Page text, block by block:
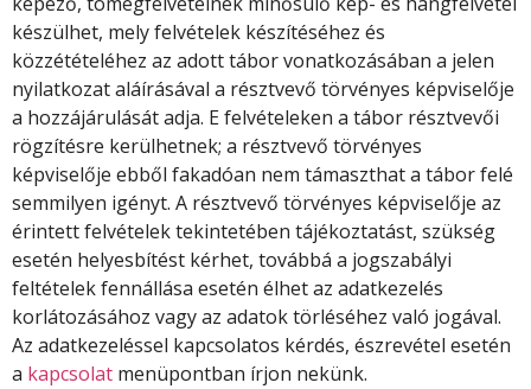
készülhet, mely felvételek készítéséhez és
közzétételéhez az adott tábor vonatkozásában a jelen
nyilatkozat aláírásával a résztvevő törvényes képviselője
a hozzájárulását adja. E felvételeken a tábor résztvevői
rögzítésre kerülhetnek; a résztvevő törvényes
képviselője ebből fakadóan nem támaszthat a tábor felé
semmilyen igényt. A résztvevő törvényes képviselője az
érintett felvételek tekintetében tájékoztatást, szükség
esetén helyesbítést kérhet, továbbá a jogszabályi
feltételek fennállása esetén élhet az adatkezelés
korlátozásához vagy az adatok törléséhez való jogával.
Az adatkezeléssel kapcsolatos kérdés, észrevétel esetén
a kapcsolat menüpontban írjon nekünk.